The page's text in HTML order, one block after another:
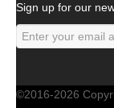
Sign up for our
©2016-2026